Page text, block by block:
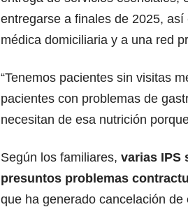
entregarse a finales de 2025,
médica domiciliaria y a una red
“Tenemos pacientes sin visitas
pacientes con problemas de
necesitan de esa nutrición
Según los familiares, varias IPS
presuntos problemas
que ha generado cancelación